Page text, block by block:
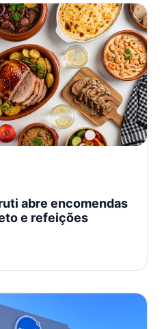
abre encomendas
e refeições